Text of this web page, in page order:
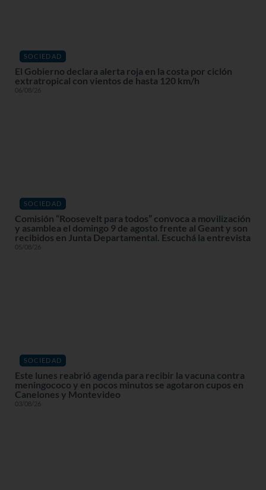
SOCIEDAD
El Gobierno declara alerta roja en la costa por ciclón
extratropical con vientos de hasta 120 km/h
06/08/26
SOCIEDAD
Comisión “Roosevelt para todos” convoca a movilización
y asamblea el domingo 9 de agosto frente al Geant y son
recibidos en Junta Departamental. Escuchá la entrevista
05/08/26
SOCIEDAD
Este lunes reabrió agenda para recibir la vacuna contra
meningococo y en pocos minutos se agotaron cupos en
Canelones y Montevideo
03/08/26